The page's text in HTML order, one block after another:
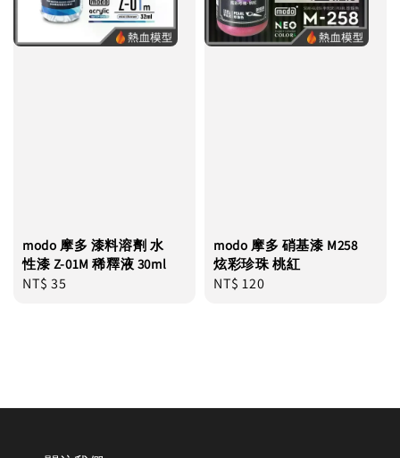
modo 摩多 漆料溶劑 水
性漆 Z-01M 稀釋液 30ml
Regular
NT$ 35
modo 摩多 硝基漆 M258
炫彩珍珠 桃紅
Regular
NT$ 120